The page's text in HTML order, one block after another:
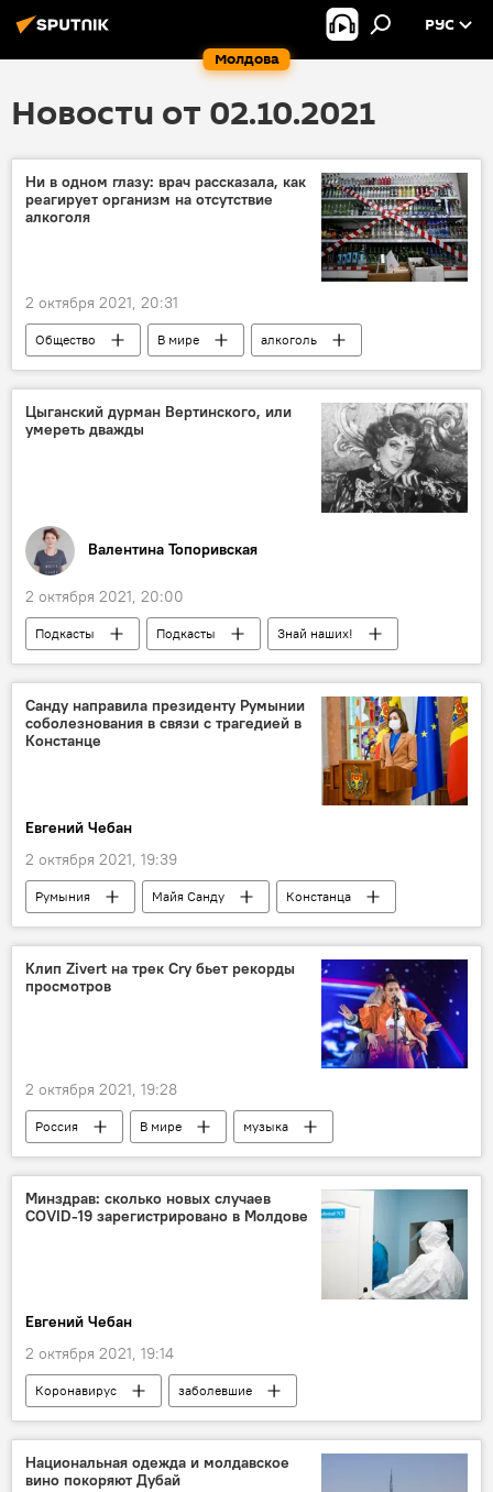
Молдова
РУС
Новости от 02.10.2021
Ни в одном глазу: врач рассказала, как
реагирует организм на отсутствие
алкоголя
2 октября 2021, 20:31
Общество В мире алкоголь
Цыганский дурман Вертинского, или
умереть дважды
Валентина Топоривская
2 октября 2021, 20:00
Подкасты Подкасты Знай наших!
Санду направила президенту Румынии
соболезнования в связи с трагедией в
Констанце
Евгений Чебан
2 октября 2021, 19:39
Румыния Майя Санду
Констанца
Общество
Клип Zivert на трек Cry бьет рекорды
просмотров
2 октября 2021, 19:28
Россия В мире
музыка
певица
поп
Минздрав: сколько новых случаев
COVID-19 зарегистрировано в Молдове
Евгений Чебан
2 октября 2021, 19:14
Коронавирус заболевшие
Национальная одежда и молдавское
вино покоряют Дубай